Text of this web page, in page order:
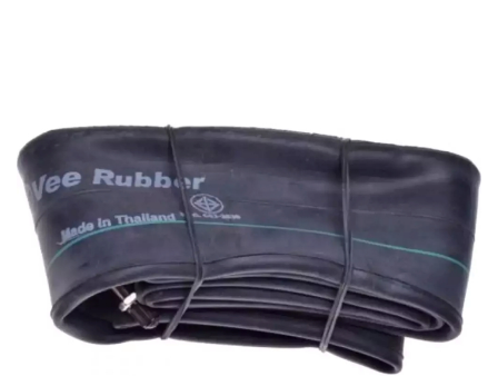
Kit complet
Contact cu cheie
https://www.doctortrotineta.ro/frane
Discuri frana
Placute de frana
Manete de frana
Etrieri
https://www.doctortrotineta.ro/lumini